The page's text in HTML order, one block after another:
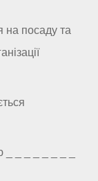
на посаду та
_ _ _ _ _ _ _